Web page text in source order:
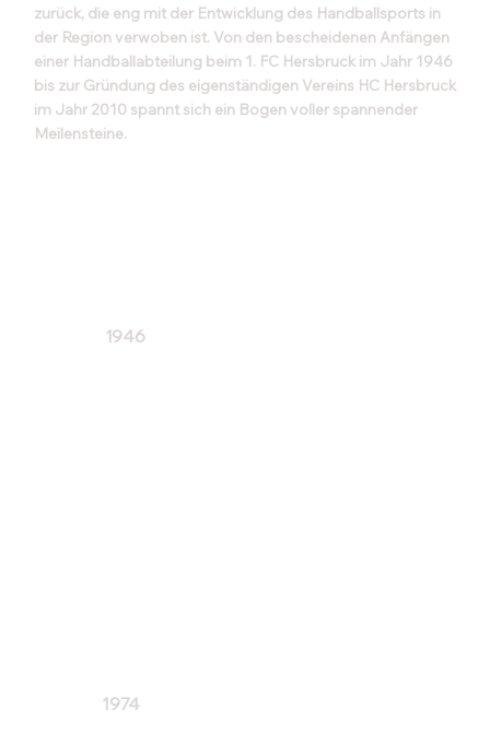
zurück, die eng mit der Entwicklung des Handballsports in
der Region verwoben ist. Von den bescheidenen Anfängen
einer Handballabteilung beim 1. FC Hersbruck im Jahr 1946
bis zur Gründung des eigenständigen Vereins HC Hersbruck
im Jahr 2010 spannt sich ein Bogen voller spannender
Meilensteine.
1946
1974